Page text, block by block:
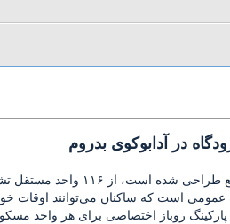
در آدابوکوی بدروم
این مجموعه انحصاری که با دقت در زمینی به مساحت
عمومی است که ساکنان می‌توانند اوقات
روباز اختصاصی برای هر واحد